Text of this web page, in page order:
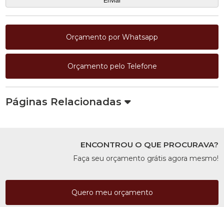
Orçamento por Whatsapp
Orçamento pelo Telefone
Páginas Relacionadas
ENCONTROU O QUE PROCURAVA?
Faça seu orçamento grátis agora mesmo!
Quero meu orçamento